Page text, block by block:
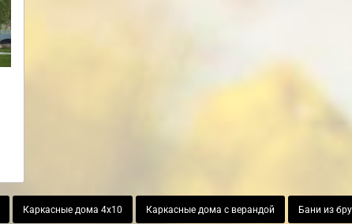
Каркасные дома 4х10 Каркасные дома с верандой Бани из